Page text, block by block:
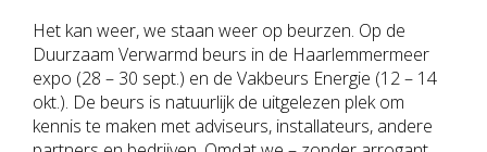
Het kan weer, we staan weer op beurzen. Op de
Duurzaam Verwarmd beurs in de Haarlemmermeer
expo (28 – 30 sept.) en de Vakbeurs Energie (12 – 14
okt.). De beurs is natuurlijk de uitgelezen plek om
kennis te maken met adviseurs, installateurs, andere